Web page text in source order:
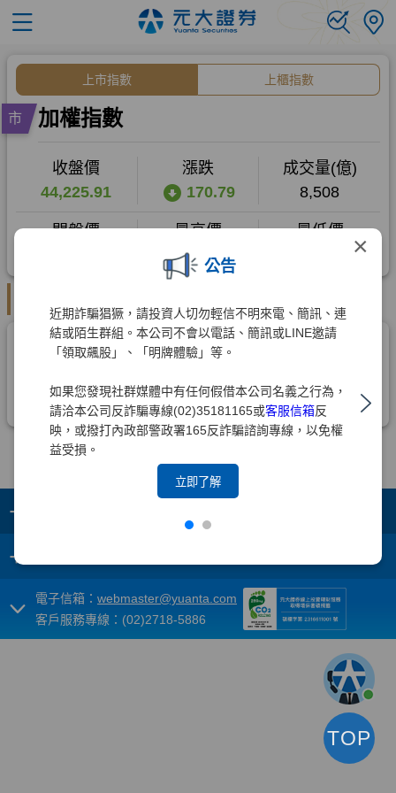
×
公告
近期詐騙猖獗，請投資人切勿輕信不明來電、簡訊、連
結或陌生群組。本公司不會以電話、簡訊或LINE邀請
「領取飆股」、「明牌體驗」等。
如果您發現社群媒體中有任何假借本公司名義之行為，
請洽本公司反詐騙專線(02)35181165或客服信箱反
映，或撥打內政部警政署165反詐騙諮詢專線，以免權
益受損。
立即了解
+
+
電子信箱： webmaster@yuanta.com
客戶服務專線：(02)2718-5886
TOP